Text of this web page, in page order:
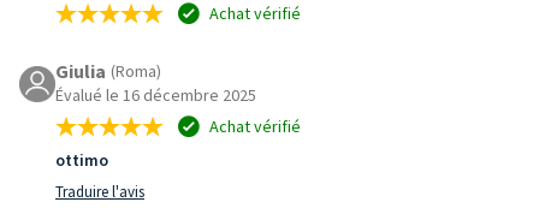
Achat vérifié
Giulia (Roma)
Évalué le 16 décembre 2025
Achat vérifié
ottimo
Traduire l'avis